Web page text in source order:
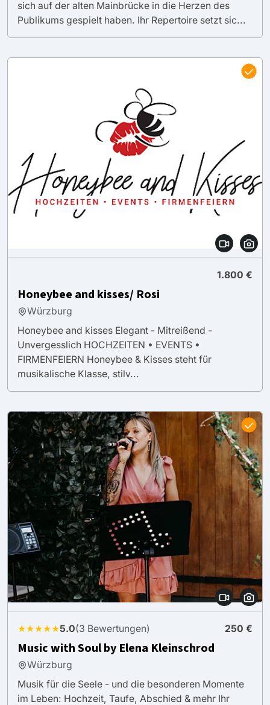
sich auf der alten Mainbrücke in die Herzen des
Publikums gespielt haben. Ihr Repertoire setzt sic...
1.800 €
Honeybee and kisses/ Rosi
Würzburg
Honeybee and kisses Elegant - Mitreißend -
Unvergesslich HOCHZEITEN • EVENTS •
FIRMENFEIERN Honeybee & Kisses steht für
musikalische Klasse, stilv...
★★★★★5.0(3 Bewertungen) 250 €
Music with Soul by Elena Kleinschrod
Würzburg
Musik für die Seele - und die besonderen Momente
im Leben: Hochzeit, Taufe, Abschied & mehr Ihr